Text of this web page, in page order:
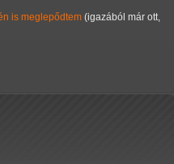
is meglepődtem (igazából már ott,